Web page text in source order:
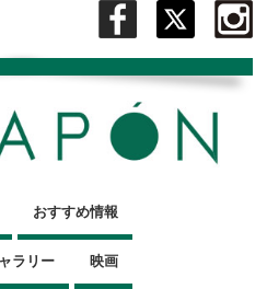
おすすめ情報
ラリー 映画